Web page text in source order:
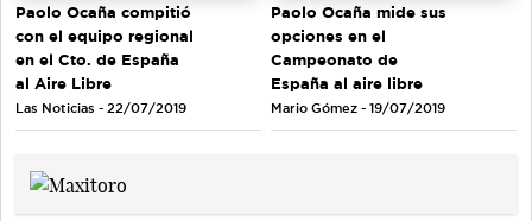
Paolo Ocaña compitió
con el equipo regional
en el Cto. de España
al Aire Libre
Las Noticias - 22/07/2019
Paolo Ocaña mide sus
opciones en el
Campeonato de
España al aire libre
Mario Gómez - 19/07/2019